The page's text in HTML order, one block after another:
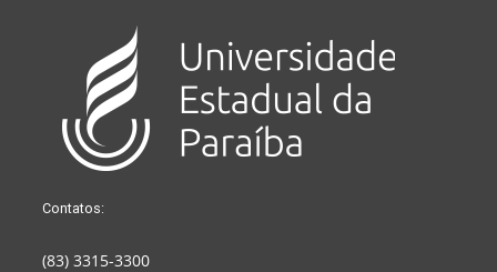
Contatos:
(83) 3315-3300